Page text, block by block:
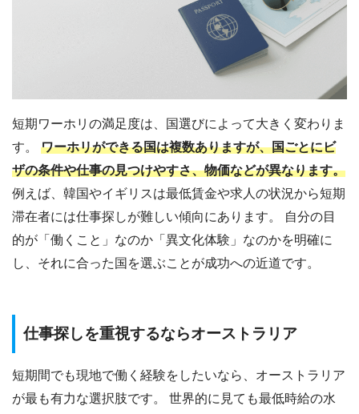
短期ワーホリの満足度は、国選びによって大きく変わりま
す。 ワーホリができる国は複数ありますが、国ごとにビ
ザの条件や仕事の見つけやすさ、物価などが異なります。
例えば、韓国やイギリスは最低賃金や求人の状況から短期
滞在者には仕事探しが難しい傾向にあります。 自分の目
的が「働くこと」なのか「異文化体験」なのかを明確に
し、それに合った国を選ぶことが成功への近道です。
仕事探しを重視するならオーストラリア
短期間でも現地で働く経験をしたいなら、オーストラリア
が最も有力な選択肢です。 世界的に見ても最低時給の水